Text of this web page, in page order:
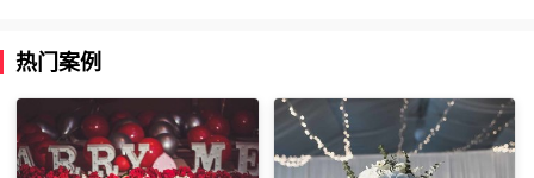
以选择一个你装扮好了的小花园，里面装饰满玫瑰花。等到
你最真挚的诺言吧。
热门案例